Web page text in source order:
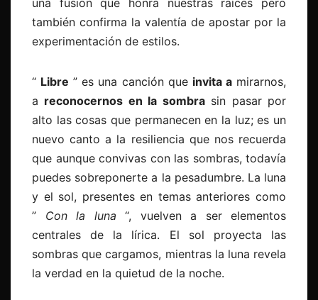
una fusión que honra nuestras raíces pero
también confirma la valentía de apostar por la
experimentación de estilos.
“ Libre ” es una canción que invita amirarnos,
a reconocernos en la sombrasin pasar por
alto las cosas que permanecen en la luz; es un
nuevo canto a la resiliencia que nos recuerda
que aunque convivas con las sombras, todavía
puedes sobreponerte a la pesadumbre. La luna
y el sol, presentes en temas anteriores como
” Con la luna “, vuelven a ser elementos
centrales de la lírica. El sol proyecta las
sombras que cargamos, mientras la luna revela
la verdad en la quietud de la noche.